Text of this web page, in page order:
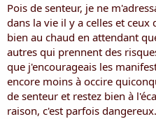
Pois de senteur, je ne
dans la vie il y a celles et
bien au chaud en attendant
autres qui prennent des
que j'encourageais les
encore moins à occire
de senteur et restez bien à
raison, c'est parfois